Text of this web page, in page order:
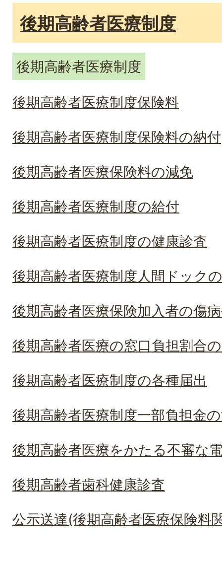
後期高齢者医療制度
後期高齢者医療制度
後期高齢者医療制度保険料
後期高齢者医療制度保険料の納付
後期高齢者医療保険料の減免
後期高齢者医療制度の給付
後期高齢者医療制度の健康診査
後期高齢者医療制度人間ドック
後期高齢者医療保険加入者の傷
後期高齢者医療の窓口負担割合
後期高齢者医療制度の各種届出
後期高齢者医療制度一部負担金
後期高齢者医療をかたる不審な
後期高齢者歯科健康診査
公示送達(後期高齢者医療保険料